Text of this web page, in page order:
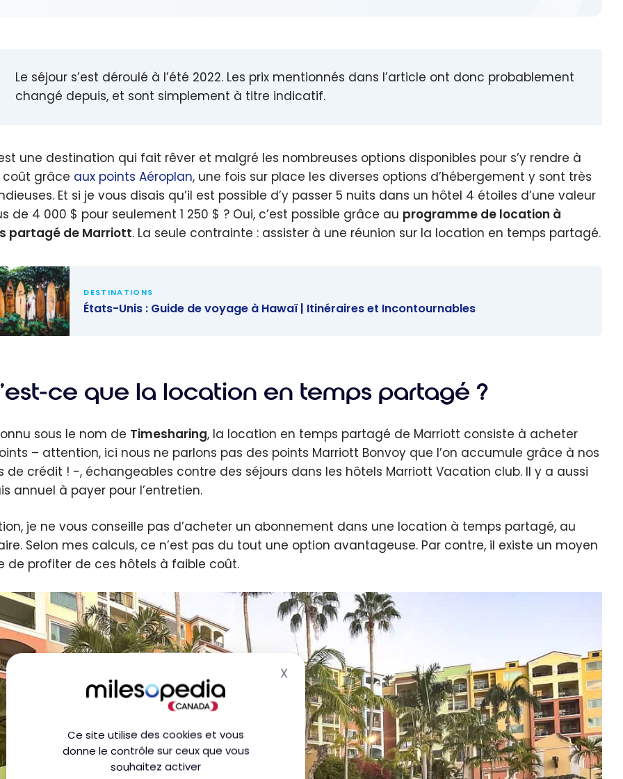
Ce site utilise des cookies et vous
donne le contrôle sur ceux que vous
souhaitez activer
XMasquer le bandeau des cookies
Le séjour s’est déroulé à l’été 2022. Les prix mentionnés dans l’article ont donc probablement
changé depuis, et sont simplement à titre indicatif.
une destination qui fait rêver et malgré les nombreuses options disponibles pour s’y rendre à
grâce aux points Aéroplan, une fois sur place les diverses options d’hébergement y sont très
Et si je vous disais qu’il est possible d’y passer 5 nuits dans un hôtel 4 étoiles d’une valeur
de 4 000 $ pour seulement 1 250 $ ? Oui, c’est possible grâce au programme de location à
partagé de Marriott. La seule contrainte : assister à une réunion sur la location en temps partagé.
à Hawaï
et
DESTINATIONS
États-Unis : Guide de voyage à Hawaï | Itinéraires et Incontournables
ce que la location en temps partagé ?
sous le nom de Timesharing, la location en temps partagé de Marriott consiste à acheter
– attention, ici nous ne parlons pas des points Marriott Bonvoy que l’on accumule grâce à nos
de crédit ! -, échangeables contre des séjours dans les hôtels Marriott Vacation club. Il y a aussi
annuel à payer pour l’entretien.
je ne vous conseille pas d’acheter un abonnement dans une location à temps partagé, au
Selon mes calculs, ce n’est pas du tout une option avantageuse. Par contre, il existe un moyen
de profiter de ces hôtels à faible coût.